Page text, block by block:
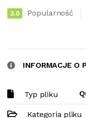
3.0 Popularność
INFORMACJE O
Typ pliku
Kategoria pliku